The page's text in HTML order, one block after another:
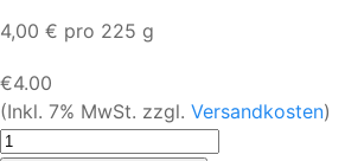
4,00 € pro 225 g
€4.00
(Inkl. 7% MwSt. zzgl. Versandkosten)